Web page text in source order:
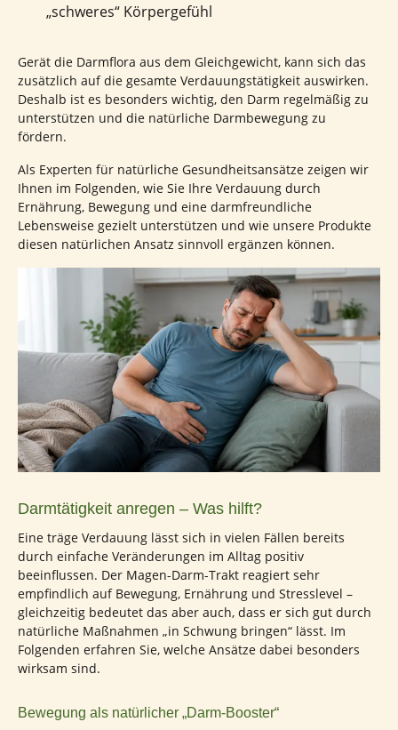
„schweres“ Körpergefühl
Gerät die Darmflora aus dem Gleichgewicht, kann sich das
zusätzlich auf die gesamte Verdauungstätigkeit auswirken.
Deshalb ist es besonders wichtig, den Darm regelmäßig zu
unterstützen und die natürliche Darmbewegung zu
fördern.
Als Experten für natürliche Gesundheitsansätze zeigen wir
Ihnen im Folgenden, wie Sie Ihre Verdauung durch
Ernährung, Bewegung und eine darmfreundliche
Lebensweise gezielt unterstützen und wie unsere Produkte
diesen natürlichen Ansatz sinnvoll ergänzen können.
Darmtätigkeit anregen – Was hilft?
Eine träge Verdauung lässt sich in vielen Fällen bereits
durch einfache Veränderungen im Alltag positiv
beeinflussen. Der Magen-Darm-Trakt reagiert sehr
empfindlich auf Bewegung, Ernährung und Stresslevel –
gleichzeitig bedeutet das aber auch, dass er sich gut durch
natürliche Maßnahmen „in Schwung bringen“ lässt. Im
Folgenden erfahren Sie, welche Ansätze dabei besonders
wirksam sind.
Bewegung als natürlicher „Darm-Booster“